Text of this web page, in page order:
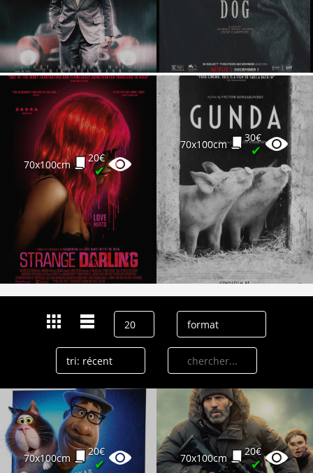
Vendre
70x100cm
20€
✔
70x100cm
30€
✔
70x100cm
20€
✔ 70x100cm
20€
✔